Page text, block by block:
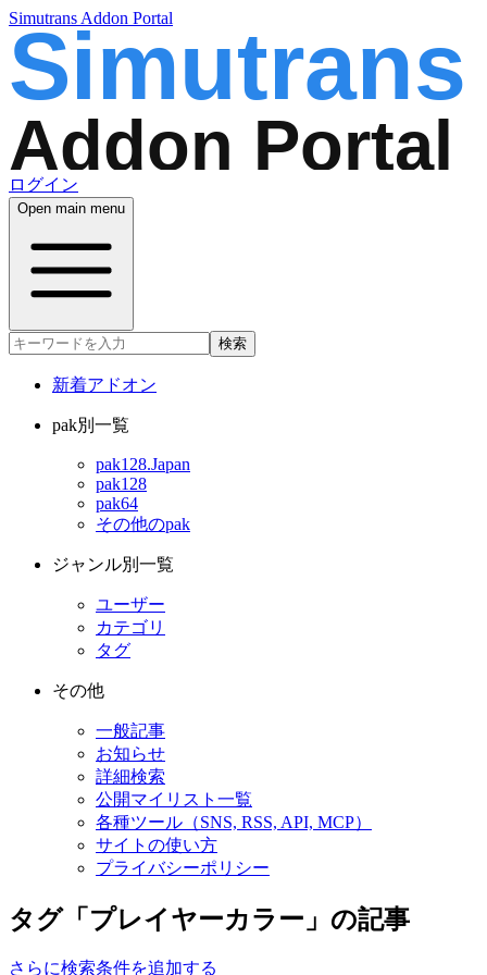
Simutrans Addon Portal
ログイン
Open main menu
検索
新着アドオン
pak別一覧
pak128.Japan
pak128
pak64
その他のpak
ジャンル別一覧
ユーザー
カテゴリ
タグ
その他
一般記事
お知らせ
詳細検索
公開マイリスト一覧
各種ツール（SNS, RSS, API, MCP）
サイトの使い方
プライバシーポリシー
タグ「プレイヤーカラー」の記事
さらに検索条件を追加する